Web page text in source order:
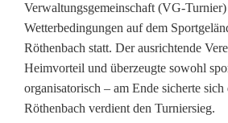
ß
b
a
l
Verwaltungsgemeinschaft (VG-Turnier)
Wetterbedingungen auf dem
Röthenbach statt. Der ausrichtende
Heimvorteil und überzeugte sowohl
organisatorisch – am Ende sicherte
Röthenbach verdient den Turniersieg.